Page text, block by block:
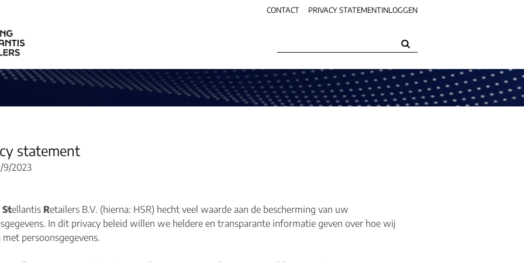
CONTACT PRIVACY STATEMENTINLOGGEN
statement
9/2023
Stellantis Retailers B.V. (hierna: HSR) hecht veel waarde aan de bescherming van uw
In dit privacy beleid willen we heldere en transparante informatie geven over hoe wij
persoonsgegevens.